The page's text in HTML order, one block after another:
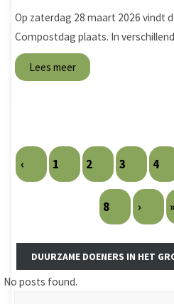
Op zaterdag 28 maart 2026 vindt
Compostdag plaats. In
Lees meer
‹ 1 2 3 4
8 ›
DUURZAME DOENERS IN HET
No posts found.